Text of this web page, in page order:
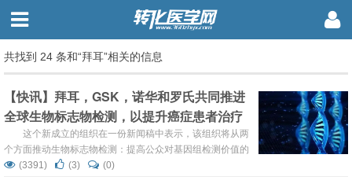
共找到 24 条和“拜耳”相关的信息
【快讯】拜耳，GSK，诺华和罗氏共同推进
全球生物标志物检测，以提升癌症患者治疗
效果这个新成立的组织在一份新闻稿中表示，该组织将从两
个方面推动生物标志物检测：提高公众对基因组检测价值的
认知，以及提升临床试验中基因组生物标志物的检测技术。
(3391) (3) (0)